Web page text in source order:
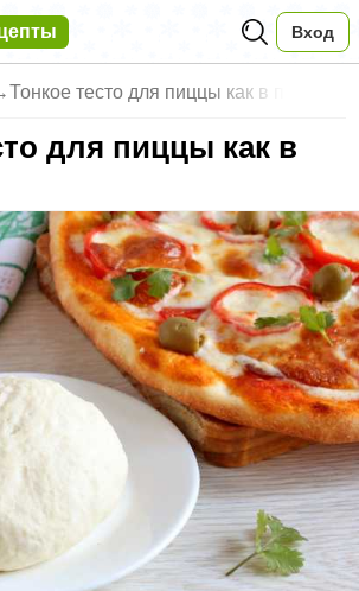
Вход
Тонкое тесто для пиццы как в п
для пиццы как в